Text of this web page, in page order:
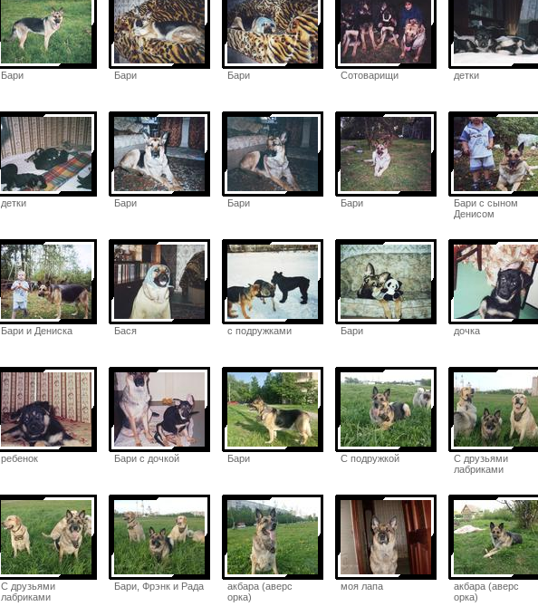
Бари Бари Бари Сотоварищи детки
детки Бари Бари Бари
Бари с сыном
Денисом
Бари и Дениска Бася с подружками Бари дочка
ребенок Бари с дочкой Бари С подружкой
С друзьями
лабриками
С друзьями
лабриками
Бари, Фрэнк и Рада
акбара (аверс
орка)
моя лапа
акбара (аверс
орка)